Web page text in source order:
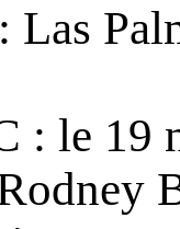
Las
: le 19